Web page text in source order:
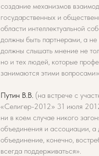
создание механизмов
государственных и
области интеллектуальной
должны быть партнерами, а
должны слышать мнение не
но и тех людей, которые
занимаются этими
Путин В.В. (на встрече с
«Селигер-2012» 31 июля
ни в коем случае никого
объединения и ассоциации, а
объединение, конечно,
всегда поддерживаться».